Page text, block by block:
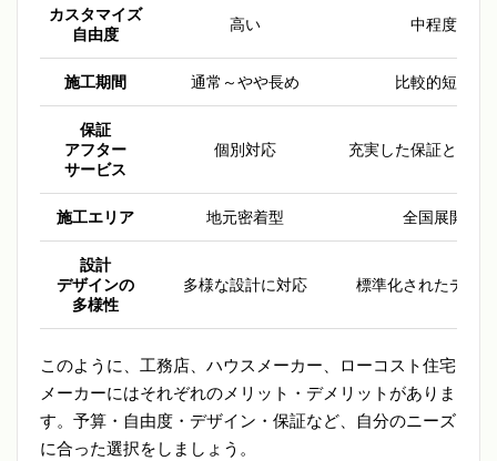
カスタマイズ
自由度
高い 中程度
施工期間 通常～やや長め 比較的短い
保証
アフター
サービス
個別対応 充実した保証と定期
施工エリア 地元密着型 全国展開
設計
デザインの
多様性
多様な設計に対応 標準化されたデザ
このように、工務店、ハウスメーカー、ローコスト住宅
メーカーにはそれぞれのメリット・デメリットがありま
す。予算・自由度・デザイン・保証など、自分のニーズ
に合った選択をしましょう。